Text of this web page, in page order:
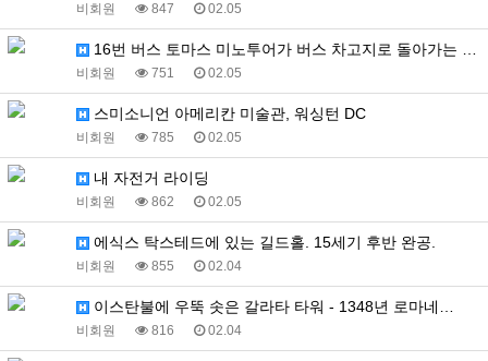
비회원 847 02.05
16번 버스 토마스 미노투어가 버스 차고지로 돌아가는 …
비회원 751 02.05
스미소니언 아메리칸 미술관, 워싱턴 DC
비회원 785 02.05
내 자전거 라이딩
비회원 862 02.05
에식스 탁스테드에 있는 길드홀. 15세기 후반 완공.
비회원 855 02.04
이스탄불에 우뚝 솟은 갈라타 타워 - 1348년 로마네…
비회원 816 02.04